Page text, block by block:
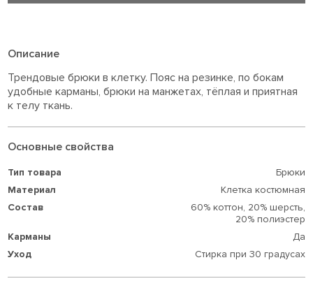
Описание
Трендовые брюки в клетку. Пояс на резинке, по бокам
удобные карманы, брюки на манжетах, тёплая и приятная
к телу ткань.
Основные свойства
Тип товара
Брюки
Материал
Клетка костюмная
Состав
60% коттон, 20% шерсть,
20% полиэстер
Карманы
Да
Уход
Стирка при 30 градусах